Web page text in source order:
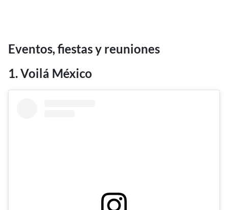
Eventos, fiestas y reuniones
1. Voilá México